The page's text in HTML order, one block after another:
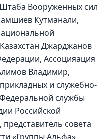
Вооруженных сил
Кутманали,
Джарджанов
Ассоцияация
Владимир,
и служебно-
службы
Российской
совета
«Группы Альфа»